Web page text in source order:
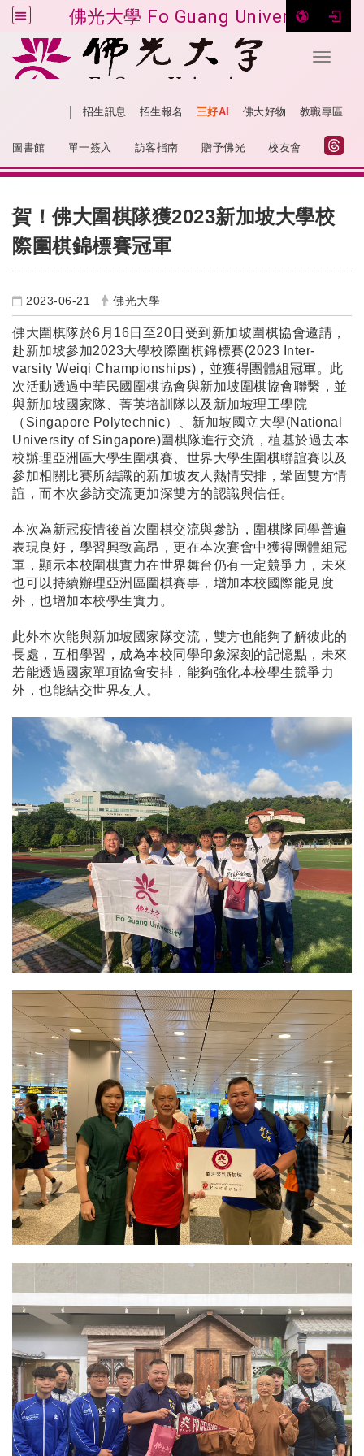
佛光大學 Fo Guang University
Toggle
跳到主要內容
招生訊息 招生報名 三好AI 佛大好物 教職專區
圖書館 單一簽入 訪客指南 贈予佛光 校友會
賀！佛大圍棋隊獲2023新加坡大學校
際圍棋錦標賽冠軍
2023-06-21 佛光大學
佛大圍棋隊於6月16日至20日受到新加坡圍棋協會邀請，
赴新加坡參加2023大學校際圍棋錦標賽(2023 Inter-
varsity Weiqi Championships)，並獲得團體組冠軍。此
次活動透過中華民國圍棋協會與新加坡圍棋協會聯繫，並
與新加坡國家隊、菁英培訓隊以及新加坡理工學院
（Singapore Polytechnic）、新加坡國立大學(National
University of Singapore)圍棋隊進行交流，植基於過去本
校辦理亞洲區大學生圍棋賽、世界大學生圍棋聯誼賽以及
參加相關比賽所結識的新加坡友人熱情安排，鞏固雙方情
誼，而本次參訪交流更加深雙方的認識與信任。
本次為新冠疫情後首次圍棋交流與參訪，圍棋隊同學普遍
表現良好，學習興致高昂，更在本次賽會中獲得團體組冠
軍，顯示本校圍棋實力在世界舞台仍有一定競爭力，未來
也可以持續辦理亞洲區圍棋賽事，增加本校國際能見度
外，也增加本校學生實力。
此外本次能與新加坡國家隊交流，雙方也能夠了解彼此的
長處，互相學習，成為本校同學印象深刻的記憶點，未來
若能透過國家單項協會安排，能夠強化本校學生競爭力
外，也能結交世界友人。